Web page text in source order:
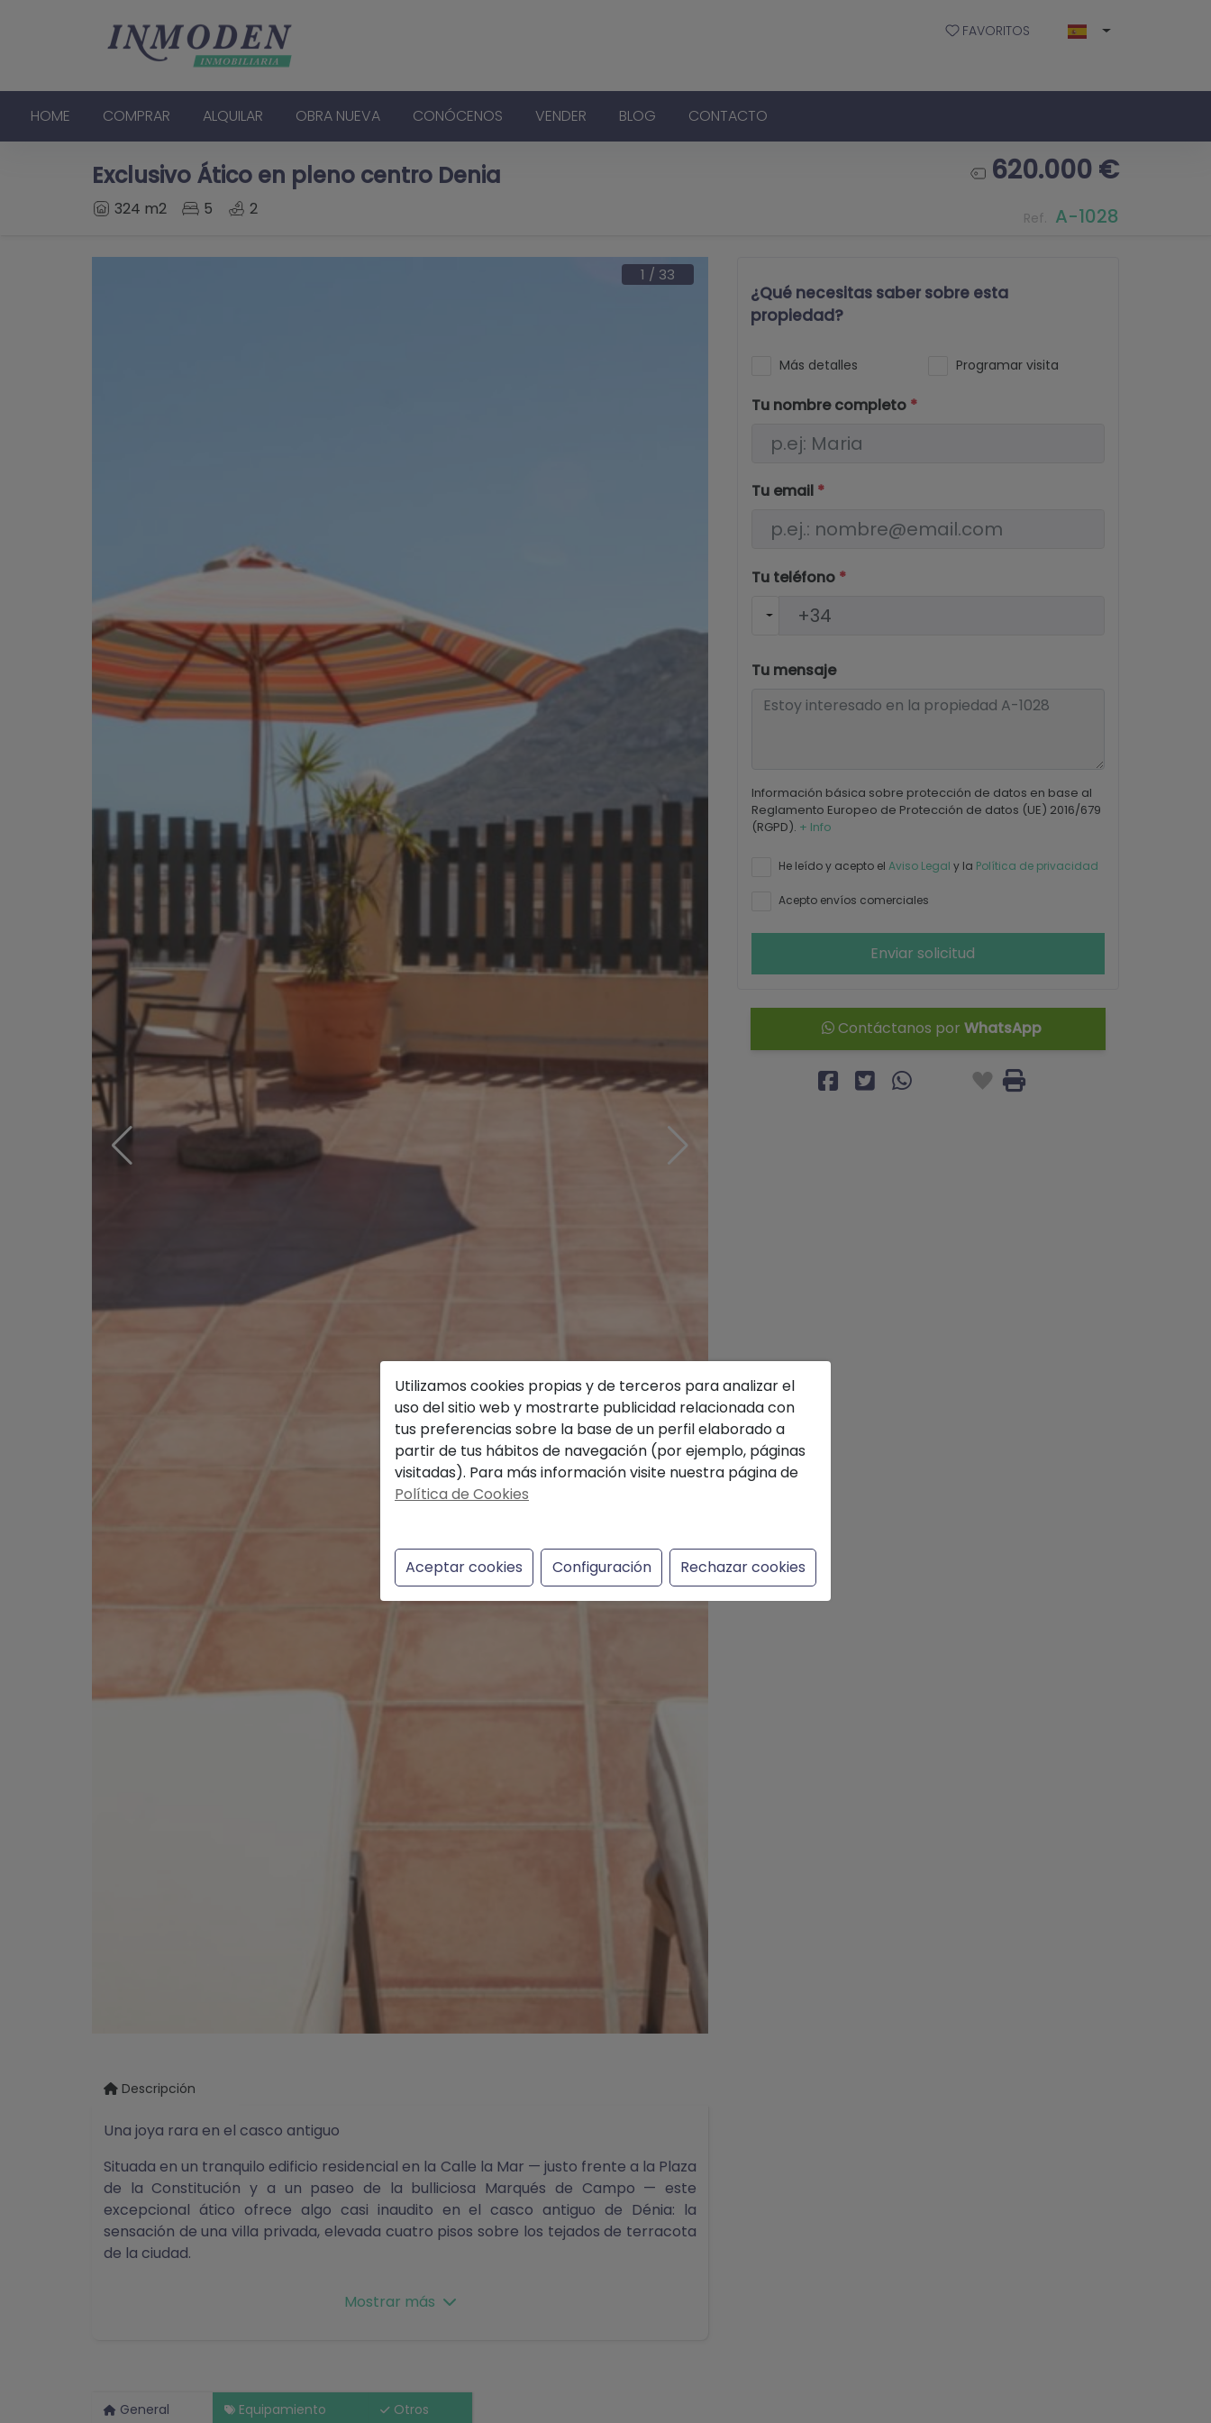
FAVORITOS
HOME COMPRAR ALQUILAR OBRA NUEVA CONÓCENOS VENDER BLOG CONTACTO
Exclusivo Ático en pleno centro Denia 620.000 €
324 m2 5 2 Ref. A-1028
1 / 33
Descripción
Una joya rara en el casco antiguo
Situada en un tranquilo edificio residencial en la Calle la Mar — justo frente a la Plaza
de la Constitución y a un paseo de la bulliciosa Marqués de Campo — este
excepcional ático ofrece algo casi inaudito en el casco antiguo de Dénia: la
sensación de una villa privada, elevada cuatro pisos sobre los tejados de terracota
de la ciudad.
de superficie habitable, el hogar se vive más como una residencia mediterránea
Vivir y entretener
Mostrar más
General Equipamiento Otros
¿Qué necesitas saber sobre esta
propiedad?
Más detalles Programar visita
Tu nombre completo *
Tu email *
Tu teléfono *
Tu mensaje
Información básica sobre protección de datos en base al
Reglamento Europeo de Protección de datos (UE) 2016/679
(RGPD). + Info
He leído y acepto el Aviso Legal y la Política de privacidad
Acepto envíos comerciales
Enviar solicitud
Contáctanos por WhatsApp
Utilizamos cookies propias y de terceros para analizar el
uso del sitio web y mostrarte publicidad relacionada con
tus preferencias sobre la base de un perfil elaborado a
partir de tus hábitos de navegación (por ejemplo, páginas
visitadas). Para más información visite nuestra página de
Política de Cookies
Aceptar cookies Configuración Rechazar cookies